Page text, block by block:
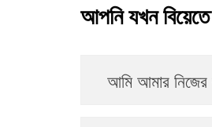
আপনি যখন
আমি আমার